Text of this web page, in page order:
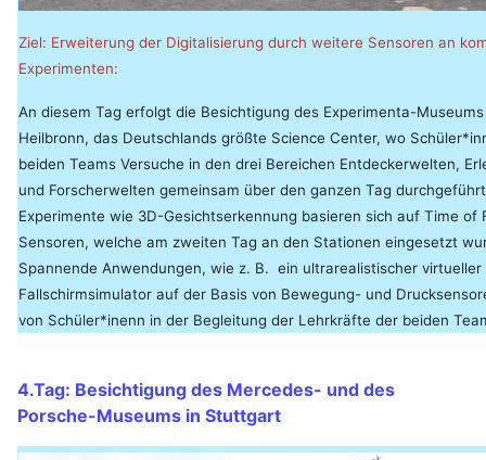
Ziel: Erweiterung der Digitalisierung durch weitere Sensoren an
Experimenten:
An diesem Tag erfolgt die Besichtigung des Experimenta-
Heilbronn, das Deutschlands größte Science Center, wo
beiden Teams Versuche in den drei Bereichen Entdeckerwelten,
und Forscherwelten gemeinsam über den ganzen Tag
Experimente wie 3D-Gesichtserkennung basieren sich auf Time of
Sensoren, welche am zweiten Tag an den Stationen eingesetzt
Spannende Anwendungen, wie z. B. ein ultrarealistischer virtueller
Fallschirmsimulator auf der Basis von Bewegung- und
von Schüler*inenn in der Begleitung der Lehrkräfte der beiden
4.Tag: Besichtigung des Mercedes- und des
Porsche-Museums in Stuttgart